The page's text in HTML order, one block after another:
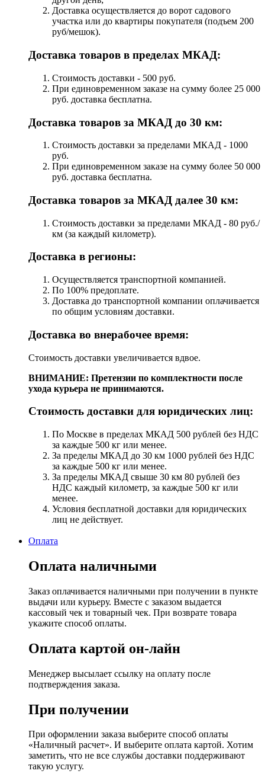
Доставка осуществляется до ворот садового
участка или до квартиры покупателя (подъем 200
руб/мешок).
Доставка товаров в пределах МКАД:
Стоимость доставки - 500 руб.
При единовременном заказе на сумму более 25 000
руб. доставка бесплатна.
Доставка товаров за МКАД до 30 км:
Стоимость доставки за пределами МКАД - 1000
руб.
При единовременном заказе на сумму более 50 000
руб. доставка бесплатна.
Доставка товаров за МКАД далее 30 км:
Стоимость доставки за пределами МКАД - 80 руб./
км (за каждый километр).
Доставка в регионы:
Осуществляется транспортной компанией.
По 100% предоплате.
Доставка до транспортной компании оплачивается
по общим условиям доставки.
Доставка во внерабочее время:
Стоимость доставки увеличивается вдвое.
ВНИМАНИЕ: Претензии по комплектности после
ухода курьера не принимаются.
Стоимость доставки для юридических лиц:
По Москве в пределах МКАД 500 рублей без НДС
за каждые 500 кг или менее.
За пределы МКАД до 30 км 1000 рублей без НДС
за каждые 500 кг или менее.
За пределы МКАД свыше 30 км 80 рублей без
НДС каждый километр, за каждые 500 кг или
менее.
Условия бесплатной доставки для юридических
лиц не действует.
Оплата
Оплата наличными
Заказ оплачивается наличными при получении в пункте
выдачи или курьеру. Вместе с заказом выдается
кассовый чек и товарный чек. При возврате товара
укажите способ оплаты.
Оплата картой он-лайн
Менеджер высылает ссылку на оплату после
подтверждения заказа.
При получении
При оформлении заказа выберите способ оплаты
«Наличный расчет». И выберите оплата картой. Хотим
заметить, что не все службы доставки поддерживают
такую услугу.